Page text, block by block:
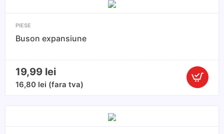
PIESE
Buson expansiune
19,99 lei
16,80 lei (fara tva)
Cantitate